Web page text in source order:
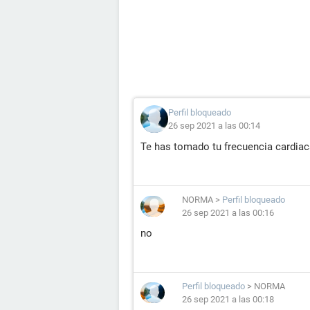
Perfil bloqueado
26 sep 2021 a las 00:14
Te has tomado tu frecuencia
NORMA > Perfil bloqueado
26 sep 2021 a las 00:16
no
Perfil bloqueado > NORMA
26 sep 2021 a las 00:18